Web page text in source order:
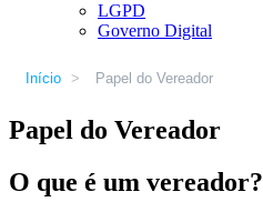
LGPD
Governo Digital
Início > Papel do Vereador
Papel do Vereador
O que é um vereador?